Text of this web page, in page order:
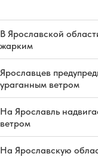
В Ярославской
жарким
Ярославцев
ураганным ветром
На Ярославль
ветром
На Ярославскую